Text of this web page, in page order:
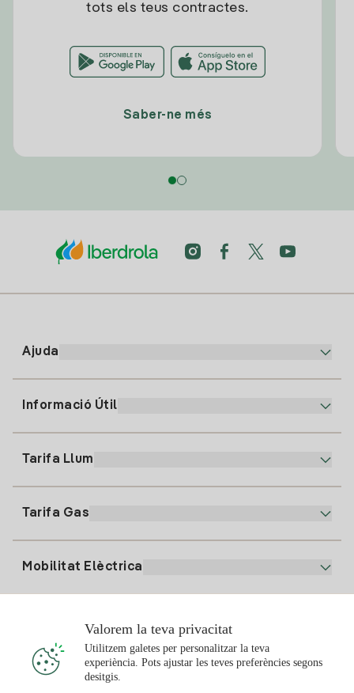
tots els teus contractes.
Saber-ne més
Ajuda
91 919 52 73
clientes@tuiberdrola.es
Informació Útil
Alta Gas
Tarifa Llum
Tarifa Gas
Mobilitat Elèctrica
Punts de Recàrrega
T'interessa
Valorem la teva privacitat
Utilitzem galetes per personalitzar la teva
experiència. Pots ajustar les teves preferències segons
desitgis.